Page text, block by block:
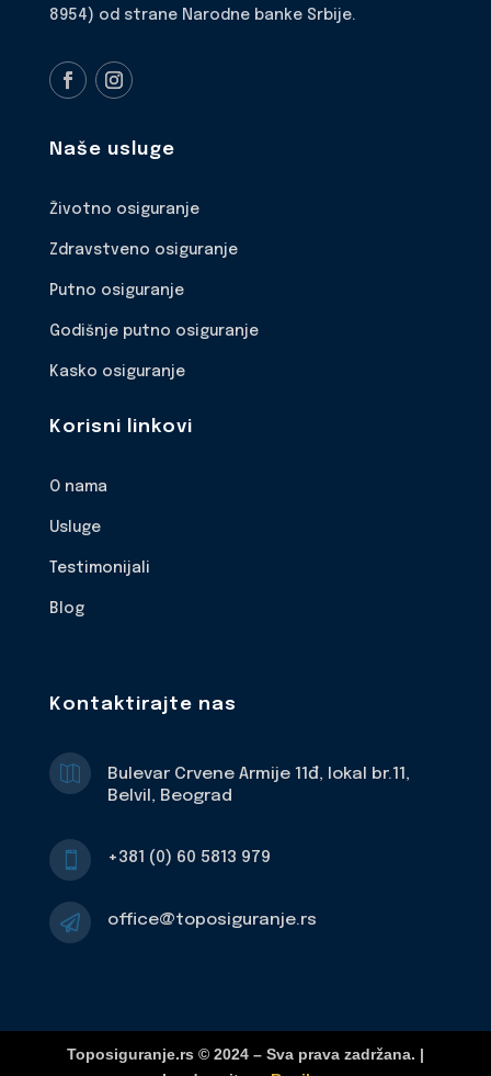
8954) od strane Narodne banke Srbije.
Naše usluge
Životno osiguranje
Zdravstveno osiguranje
Putno osiguranje
Godišnje putno osiguranje
Kasko osiguranje
Korisni linkovi
O nama
Usluge
Testimonijali
Blog
Kontaktirajte nas

Bulevar Crvene Armije 11đ, lokal br.11,
Belvil, Beograd
 +381 (0) 60 5813 979
 office@toposiguranje.rs
Toposiguranje.rs © 2024 – Sva prava zadržana. |